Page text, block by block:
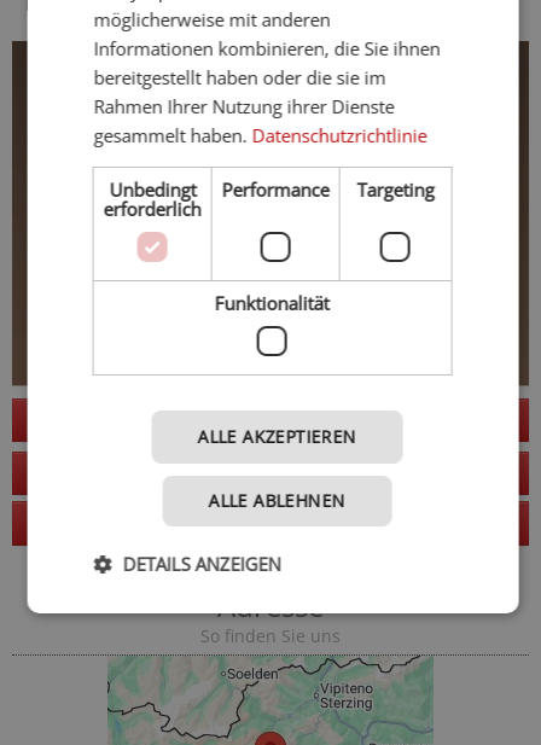
zur Website
Anruf
Adresse
So finden Sie uns
möglicherweise mit anderen
Informationen kombinieren, die Sie ihnen
bereitgestellt haben oder die sie im
Rahmen Ihrer Nutzung ihrer Dienste
gesammelt haben. Datenschutzrichtlinie
Unbedingt
erforderlich
Performance Targeting
Funktionalität
ALLE AKZEPTIEREN
ALLE ABLEHNEN
DETAILS ANZEIGEN